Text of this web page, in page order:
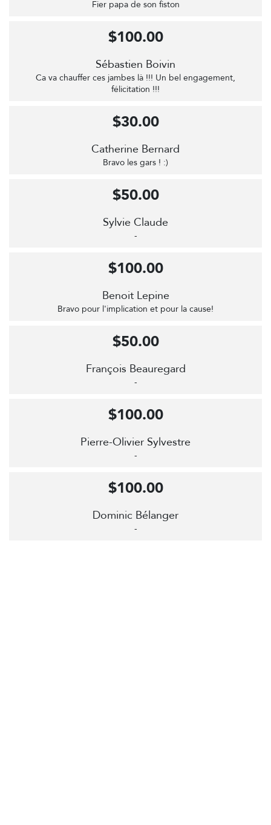
Fier papa de son fiston
Sébastien Boivin
Ca va chauffer ces jambes là !!! Un bel engagement,
félicitation !!!
$100.00
Catherine Bernard
Bravo les gars ! :)
$30.00
Sylvie Claude
-
$50.00
Benoit Lepine
Bravo pour l'implication et pour la cause!
$100.00
François Beauregard
-
$50.00
Pierre-Olivier Sylvestre
-
$100.00
Dominic Bélanger
-
$100.00